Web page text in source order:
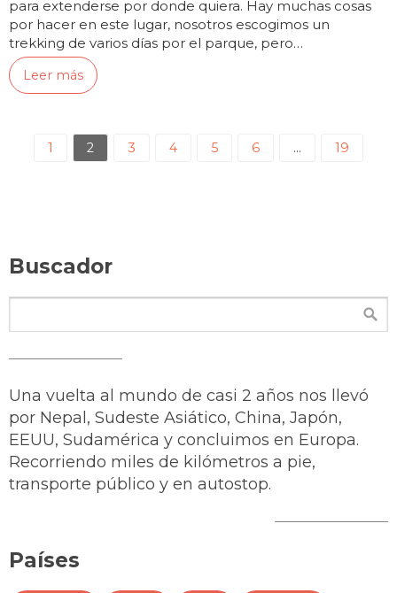
para extenderse por donde quiera. Hay muchas cosas
por hacer en este lugar, nosotros escogimos un
trekking de varios días por el parque, pero…
Leer más
1 2 3 4 5 6 … 19
Buscador
Una vuelta al mundo de casi 2 años nos llevó
por Nepal, Sudeste Asiático, China, Japón,
EEUU, Sudamérica y concluimos en Europa.
Recorriendo miles de kilómetros a pie,
transporte público y en autostop.
Países